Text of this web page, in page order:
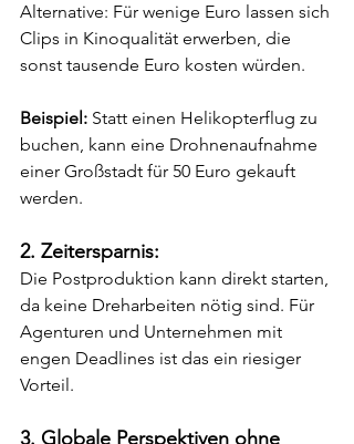
Alternative: Für wenige Euro lassen sich
Clips in Kinoqualität erwerben, die
sonst tausende Euro kosten würden.
Beispiel: Statt einen Helikopterflug zu
buchen, kann eine Drohnenaufnahme
einer Großstadt für 50 Euro gekauft
werden.
2. Zeitersparnis:
Die Postproduktion kann direkt starten,
da keine Dreharbeiten nötig sind. Für
Agenturen und Unternehmen mit
engen Deadlines ist das ein riesiger
Vorteil.
3. Globale Perspektiven ohne